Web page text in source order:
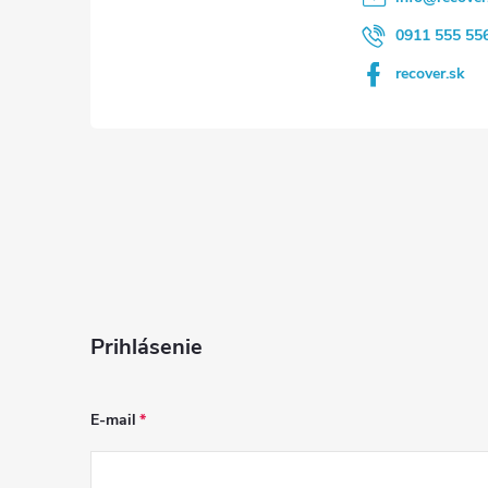
0911 555
recover.sk
Prihlásenie
E-mail